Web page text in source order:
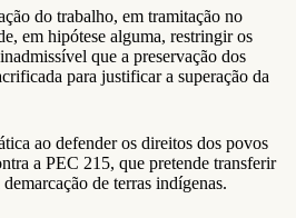
do trabalho, em tramitação no
em hipótese alguma, restringir os
que a preservação dos
para justificar a superação da
ao defender os direitos dos povos
a PEC 215, que pretende transferir
de terras indígenas.